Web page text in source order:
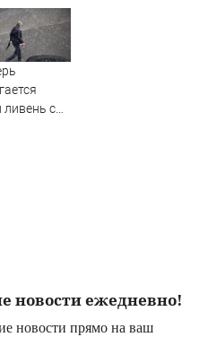
в
-
с
новости ежедневно!
новости прямо на ваш